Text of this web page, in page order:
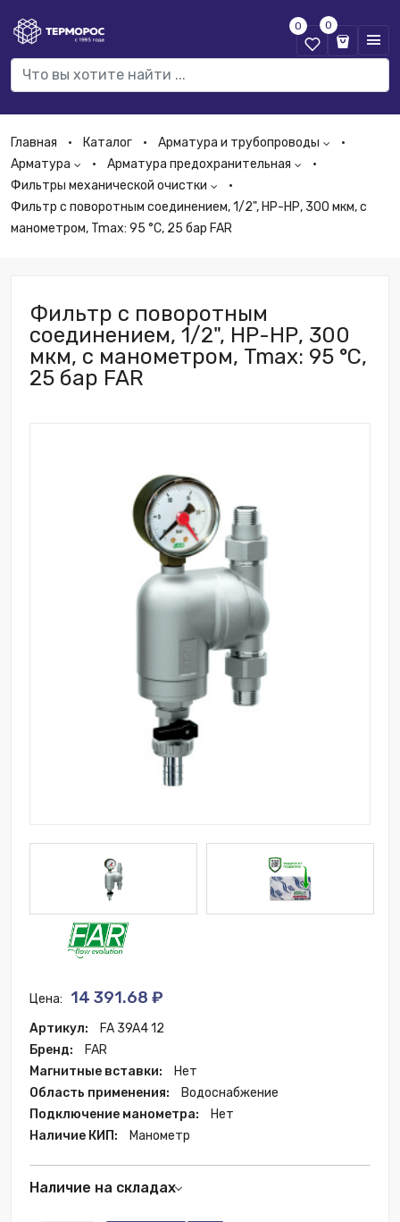
0 0
Главная Каталог
Арматура и трубопроводы
Арматура
Арматура предохранительная
Фильтры механической очистки
Фильтр с поворотным соединением, 1/2", НР-НР, 300 мкм, с
манометром, Tmax: 95 °С, 25 бар FAR
Фильтр с поворотным
соединением, 1/2", НР-НР, 300
мкм, с манометром, Tmax: 95 °С,
25 бар FAR
Цена: 14 391.68 ₽
Артикул:
FA 39A4 12
Бренд:
FAR
Магнитные вставки:
Нет
Область применения:
Водоснабжение
Подключение манометра:
Нет
Наличие КИП:
Манометр
Наличие на складах